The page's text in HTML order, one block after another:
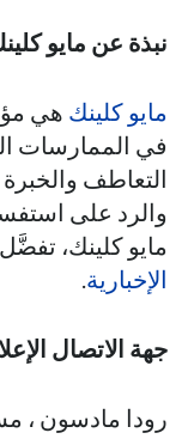
نبذة عن مايو
مايو كلينك هي
في الممارسات
التعاطف
والرد على
مايو كلينك،
الإخبارية.
جهة الاتصال
رودا مادسون ،